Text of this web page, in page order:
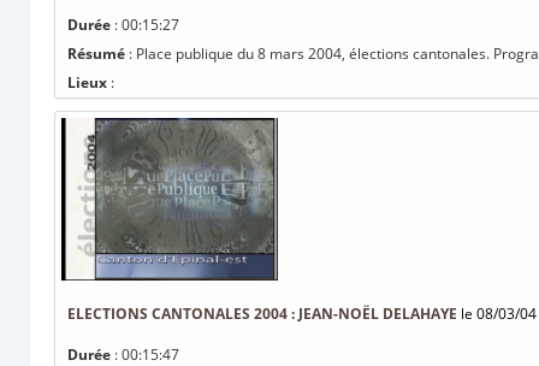
Durée : 00:15:27
Résumé : Place publique du 8 mars 2004, élections cantonales.
Lieux :
ELECTIONS CANTONALES 2004 : JEAN-NOËL DELAHAYE le 08/03/04
Durée : 00:15:47